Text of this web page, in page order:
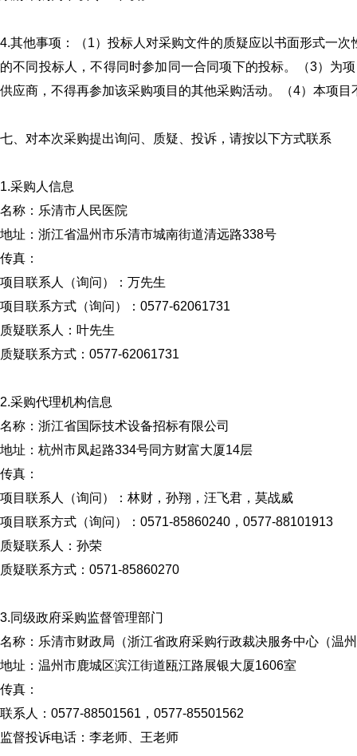
4.其他事项：（1）投标人对采购文件的质疑应以书面形式一
的不同投标人，不得同时参加同一合同项下的投标。（3）为
供应商，不得再参加该采购项目的其他采购活动。（4）本项目
七、对本次采购提出询问、质疑、投诉，请按以下方式联系
1.采购人信息
名称：乐清市人民医院
地址：浙江省温州市乐清市城南街道清远路338号
传真：
项目联系人（询问）：万先生
项目联系方式（询问）：0577-62061731
质疑联系人：叶先生
质疑联系方式：0577-62061731
2.采购代理机构信息
名称：浙江省国际技术设备招标有限公司
地址：杭州市凤起路334号同方财富大厦14层
传真：
项目联系人（询问）：林财，孙翔，汪飞君，莫战威
项目联系方式（询问）：0571-85860240，0577-88101913
质疑联系人：孙荣
质疑联系方式：0571-85860270
3.同级政府采购监督管理部门
名称：乐清市财政局（浙江省政府采购行政裁决服务中心（温
地址：温州市鹿城区滨江街道瓯江路展银大厦1606室
传真：
联系人：0577-88501561，0577-85501562
监督投诉电话：李老师、王老师